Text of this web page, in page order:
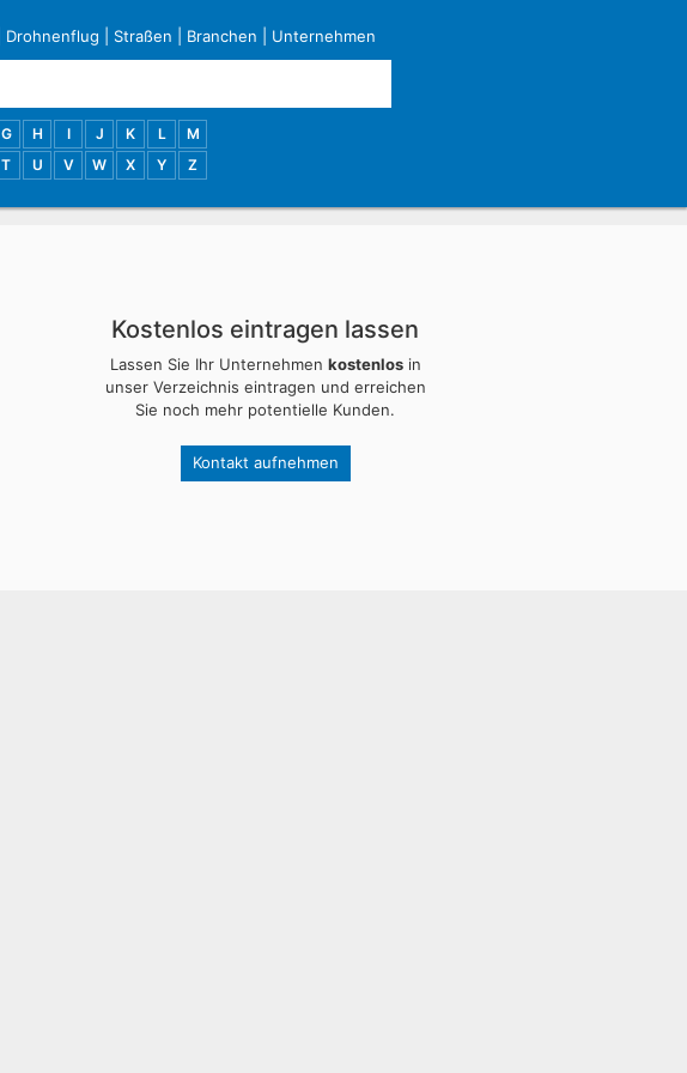
Drohnenflug Straßen Branchen Unternehmen
G H I J K L
M
T U V W X Y Z
Kostenlos eintragen lassen
Lassen Sie Ihr Unternehmen kostenlosin
unser Verzeichnis eintragen und erreichen
Sie noch mehr potentielle Kunden.
Kontakt aufnehmen